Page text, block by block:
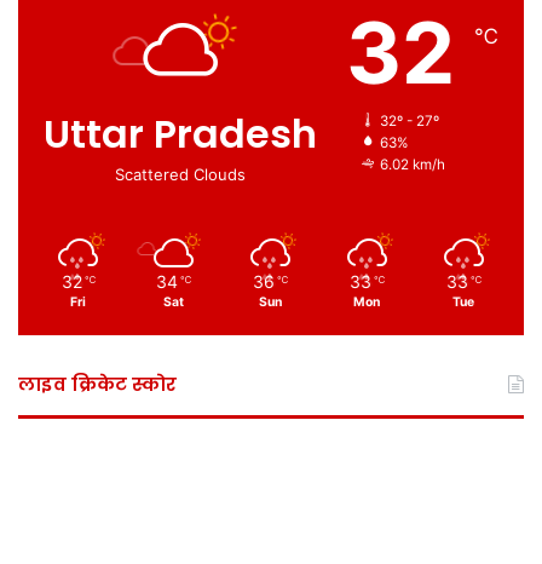
Uttar Pradesh
Scattered Clouds
32 ℃
32º - 27º
63%
6.02 km/h
32 ℃
Fri
34 ℃
Sat
36 ℃
Sun
33 ℃
Mon
33 ℃
Tue
लाइव क्रिकेट स्कोर